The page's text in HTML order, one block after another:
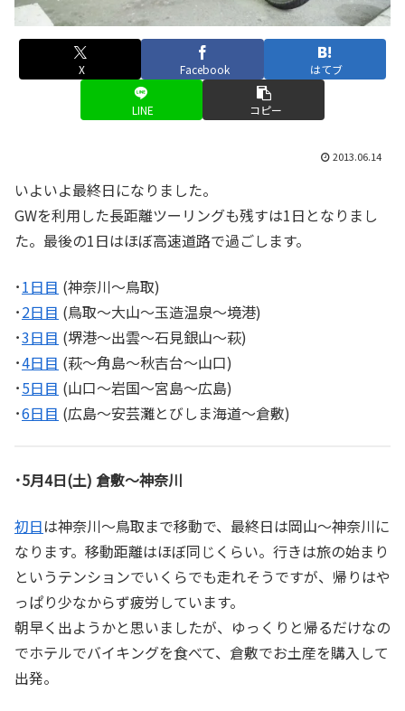
X Facebook はてブ
LINE コピー
2013.06.14
いよいよ最終日になりました。
GWを利用した長距離ツーリングも残すは1日となりまし
た。最後の1日はほぼ高速道路で過ごします。
･1日目 (神奈川～鳥取)
･2日目 (鳥取～大山～玉造温泉～境港)
･3日目 (堺港～出雲～石見銀山～萩)
･4日目 (萩～角島～秋吉台～山口)
･5日目 (山口～岩国～宮島～広島)
･6日目 (広島～安芸灘とびしま海道～倉敷)
･5月4日(土) 倉敷～神奈川
初日は神奈川～鳥取まで移動で、最終日は岡山～神奈川に
なります。移動距離はほぼ同じくらい。行きは旅の始まり
というテンションでいくらでも走れそうですが、帰りはや
っぱり少なからず疲労しています。
朝早く出ようかと思いましたが、ゆっくりと帰るだけなの
でホテルでバイキングを食べて、倉敷でお土産を購入して
出発。